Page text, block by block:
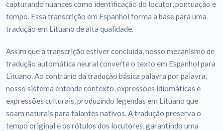
capturando nuances como identificação do locutor, pontuação e
tempo. Essa transcrição em Espanhol forma a base para uma
tradução em Lituano de alta qualidade.
Assim que a transcrição estiver concluída, nosso mecanismo de
tradução automática neural converte o texto em Espanhol para
Lituano. Ao contrário da tradução básica palavra por palavra,
nosso sistema entende contexto, expressões idiomáticas e
expressões culturais, produzindo legendas em Lituano que
soam naturais para falantes nativos. A tradução preserva o
tempo original e os rótulos dos locutores, garantindo uma